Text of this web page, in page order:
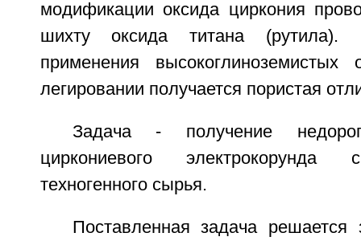
модификации оксида циркония
шихту оксида титана
применения
легировании получается пористая
Задача - получение
циркониевого электрокорунда
техногенного сырья.
Поставленная задача